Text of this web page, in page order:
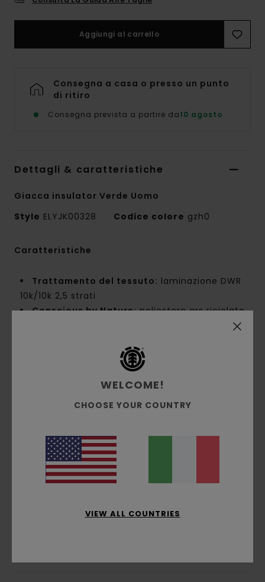
Aggiungi al carrello
Consegna a casa o presso un punto
di ritiro
Consegna prevista a partire da10 agosto
Dettagli & caratteristiche
Giacca insulator Verde Uomo
Style ELYJK00328 Codice colore gzh0
Caratteristiche
Trattamento del tessuto: laminazione DWR
10k/10k 2,5 strati
Conscious by Nature:poliestere grs riciclato
100% poliestere
Costruzione del tessuto:
vestibilità rilassata
fodera in nylon ripstop al 100%
interna
Tasche:tasche con patta frangivento
Caratteristiche:cappuccio fisso
WELCOME!
CHOOSE YOUR COUNTRY
VIEW ALL COUNTRIES